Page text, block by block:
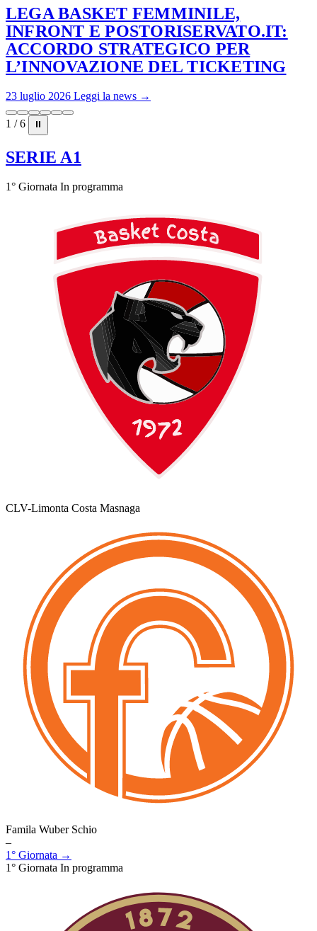
LEGA BASKET FEMMINILE,
INFRONT E POSTORISERVATO.IT:
ACCORDO STRATEGICO PER
L’INNOVAZIONE DEL TICKETING
23 luglio 2026 Leggi la news →
1 / 6 ⏸
SERIE A1
1° Giornata In programma
CLV-Limonta Costa Masnaga
Famila Wuber Schio
–
1° Giornata →
1° Giornata In programma